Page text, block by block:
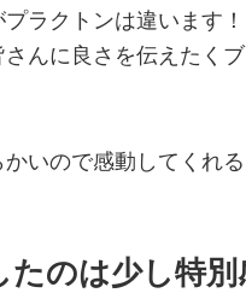
ラクトンは違います
んに良さを伝えたく
いので感動してくれ
たのは少し特別